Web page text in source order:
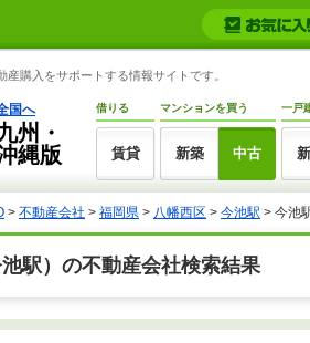
購入をサポートする情報サイトです。
国へ
州・
縄版
借りる
賃貸
マンションを買う
新築 中古
一戸
> 不動産会社 > 福岡県 > 八幡西区 > 今池駅 > 今池
駅）の不動産会社検索結果